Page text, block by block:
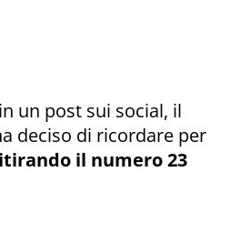
un post sui social, il
deciso di ricordare per
il numero 23